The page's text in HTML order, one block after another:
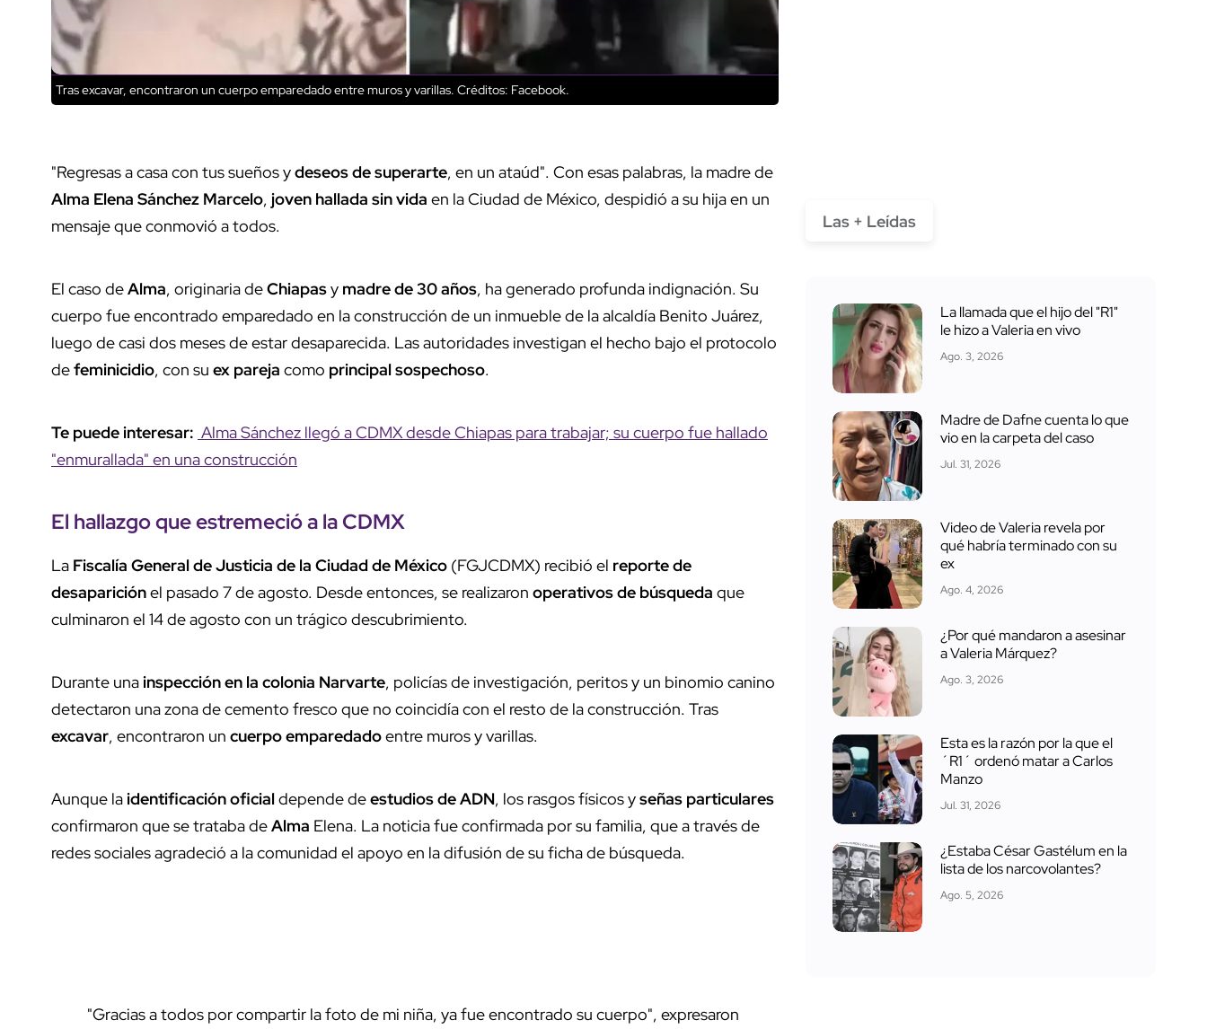
Tras excavar, encontraron un cuerpo emparedado entre muros y varillas. Créditos: Facebook.
"Regresas a casa con tus sueños ydeseos de superarte, en un ataúd". Con esas palabras, la madre de
Alma Elena Sánchez Marcelo, joven hallada sin vida en la Ciudad de México, despidió a su hija en un
mensaje que conmovió a todos.
El caso deAlma, originaria deChiapasy madre de 30 años, ha generado profunda indignación. Su
cuerpo fue encontrado emparedado en la construcción de un inmueble de la alcaldía Benito Juárez,
luego de casi dos meses de estar desaparecida. Las autoridades investigan el hecho bajo el protocolo
defeminicidio, con su ex pareja como principal sospechoso.
Te puede interesar: Alma Sánchez llegó a CDMX desde Chiapas para trabajar; su cuerpo fue hallado
"enmurallada" en una construcción
El hallazgo que estremeció a la CDMX
La Fiscalía General de Justicia de la Ciudad de México (FGJCDMX) recibió el reporte de
desapariciónel pasado 7 de agosto. Desde entonces, se realizaron operativos de búsqueda que
culminaron el 14 de agosto con un trágico descubrimiento.
Durante unainspección en la colonia Narvarte, policías de investigación, peritos y un binomio canino
detectaron una zona de cemento fresco que no coincidía con el resto de la construcción. Tras
excavar, encontraron un cuerpo emparedadoentre muros y varillas.
Aunque laidentificación oficialdepende deestudios de ADN, los rasgos físicos yseñas particulares
confirmaron que se trataba deAlma Elena. La noticia fue confirmada por su familia, que a través de
redes sociales agradeció a la comunidad el apoyo en la difusión de su ficha de búsqueda.
"Gracias a todos por compartir la foto de mi niña, ya fue encontrado su cuerpo", expresaron
Las + Leídas
La llamada que el hijo del "R1"
le hizo a Valeria en vivo
Ago. 3, 2026
Madre de Dafne cuenta lo que
vio en la carpeta del caso
Jul. 31, 2026
Video de Valeria revela por
qué habría terminado con su
ex
Ago. 4, 2026
¿Por qué mandaron a asesinar
a Valeria Márquez?
Ago. 3, 2026
Esta es la razón por la que el
´R1´ ordenó matar a Carlos
Manzo
Jul. 31, 2026
¿Estaba César Gastélum en la
lista de los narcovolantes?
Ago. 5, 2026